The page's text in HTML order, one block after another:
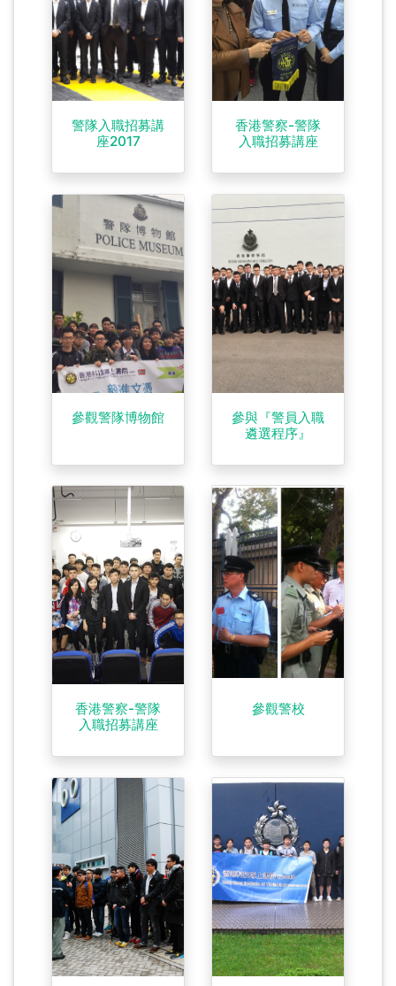
警隊入職招募講
座2017
香港警察-警隊
入職招募講座
參觀警隊博物館
參與『警員入職
遴選程序』
香港警察-警隊
入職招募講座
參觀警校